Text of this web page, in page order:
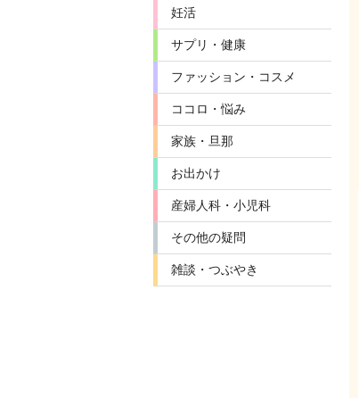
妊活
サプリ・健康
ファッション・コスメ
ココロ・悩み
家族・旦那
お出かけ
産婦人科・小児科
その他の疑問
雑談・つぶやき